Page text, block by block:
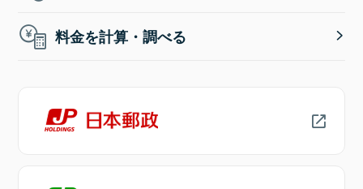
料金を計算・調べる